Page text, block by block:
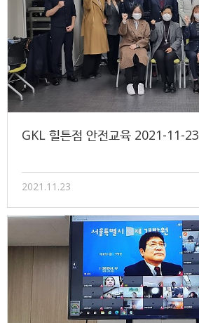
GKL 힐튼점 안전교육 2021-11-23
2021.11.23